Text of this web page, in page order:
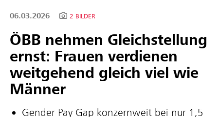
06.03.2026 2 BILDER
ÖBB nehmen Gleichstellung
ernst: Frauen verdienen
weitgehend gleich viel wie
Männer
Gender Pay Gap konzernweit bei nur 1,5